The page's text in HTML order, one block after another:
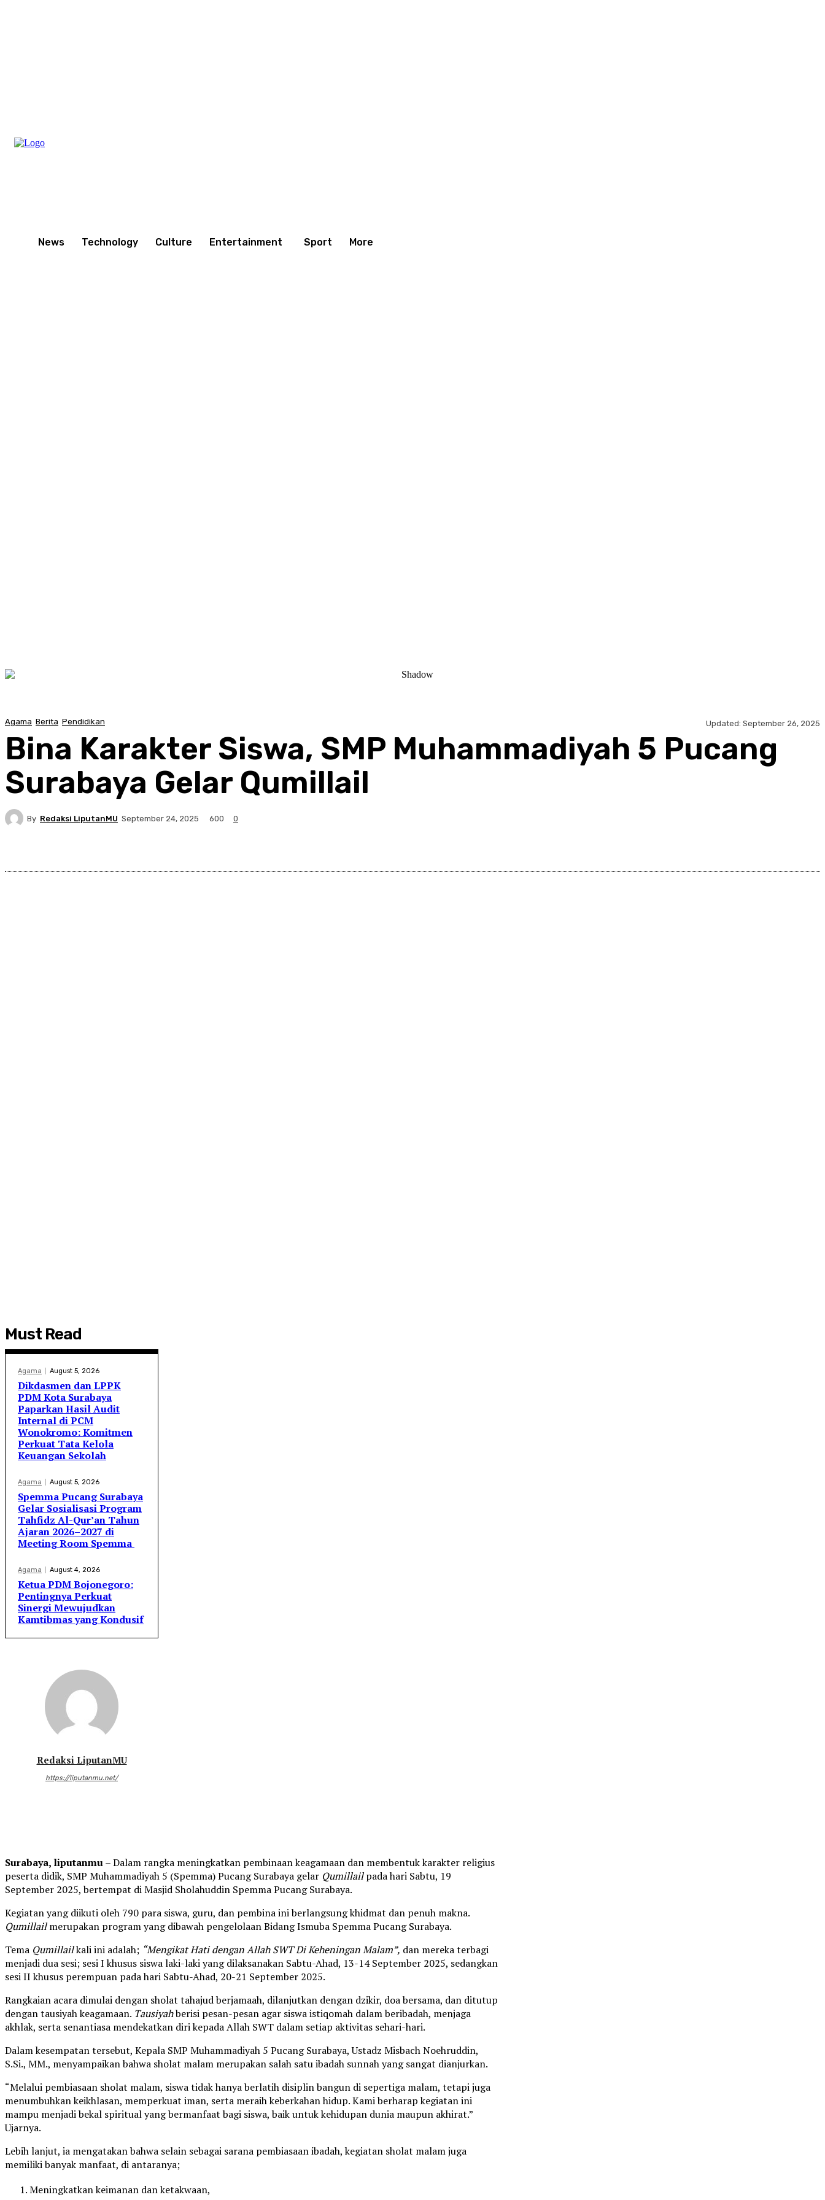
News Technology Culture Entertainment Sport More
Agama Berita Pendidikan Updated: September 26, 2025
Bina Karakter Siswa, SMP Muhammadiyah 5 Pucang
Surabaya Gelar Qumillail
By Redaksi LiputanMU September 24, 2025 600 0
Must Read
Agama August 5, 2026
Dikdasmen dan LPPK
PDM Kota Surabaya
Paparkan Hasil Audit
Internal di PCM
Wonokromo: Komitmen
Perkuat Tata Kelola
Keuangan Sekolah
Agama August 5, 2026
Spemma Pucang Surabaya
Gelar Sosialisasi Program
Tahfidz Al-Qur’an Tahun
Ajaran 2026–2027 di
Meeting Room Spemma
Agama August 4, 2026
Ketua PDM Bojonegoro:
Pentingnya Perkuat
Sinergi Mewujudkan
Kamtibmas yang Kondusif
Redaksi LiputanMU
https://liputanmu.net/
Surabaya, liputanmu– Dalam rangka meningkatkan pembinaan keagamaan dan membentuk karakter religius
peserta didik, SMP Muhammadiyah 5 (Spemma) Pucang Surabaya gelar Qumillailpada hari Sabtu, 19
September 2025, bertempat di Masjid Sholahuddin Spemma Pucang Surabaya.
Kegiatan yang diikuti oleh 790 para siswa, guru, dan pembina ini berlangsung khidmat dan penuh makna.
Qumillailmerupakan program yang dibawah pengelolaan Bidang Ismuba Spemma Pucang Surabaya.
Tema Qumillailkali ini adalah; “Mengikat Hati dengan Allah SWT Di Keheningan Malam”, dan mereka terbagi
menjadi dua sesi; sesi I khusus siswa laki-laki yang dilaksanakan Sabtu-Ahad, 13-14 September 2025, sedangkan
sesi II khusus perempuan pada hari Sabtu-Ahad, 20-21 September 2025.
Rangkaian acara dimulai dengan sholat tahajud berjamaah, dilanjutkan dengan dzikir, doa bersama, dan ditutup
dengan tausiyah keagamaan. Tausiyahberisi pesan-pesan agar siswa istiqomah dalam beribadah, menjaga
akhlak, serta senantiasa mendekatkan diri kepada Allah SWT dalam setiap aktivitas sehari-hari.
Dalam kesempatan tersebut, Kepala SMP Muhammadiyah 5 Pucang Surabaya, Ustadz Misbach Noehruddin,
S.Si., MM., menyampaikan bahwa sholat malam merupakan salah satu ibadah sunnah yang sangat dianjurkan.
“Melalui pembiasaan sholat malam, siswa tidak hanya berlatih disiplin bangun di sepertiga malam, tetapi juga
menumbuhkan keikhlasan, memperkuat iman, serta meraih keberkahan hidup. Kami berharap kegiatan ini
mampu menjadi bekal spiritual yang bermanfaat bagi siswa, baik untuk kehidupan dunia maupun akhirat.”
Ujarnya.
Lebih lanjut, ia mengatakan bahwa selain sebagai sarana pembiasaan ibadah, kegiatan sholat malam juga
memiliki banyak manfaat, di antaranya;
Meningkatkan keimanan dan ketakwaan,